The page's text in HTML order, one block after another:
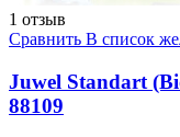
1 отзыв
Сравнить В список
Juwel Standart
88109